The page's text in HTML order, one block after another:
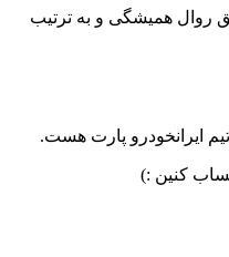
همیشگی و به ترتیب
ایرانخودرو پارت هست.
کنین :)